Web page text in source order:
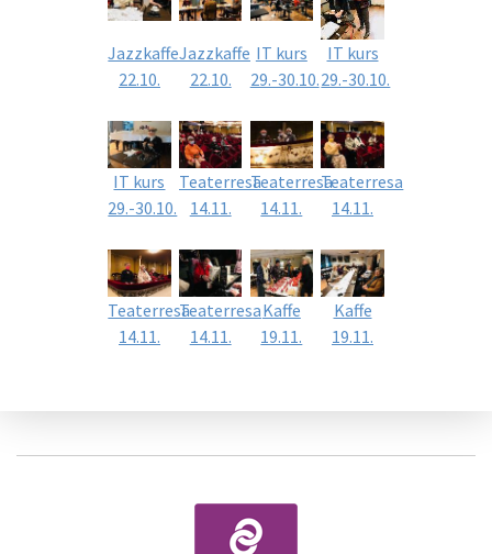
Jazzkaffe
22.10.
Jazzkaffe
22.10.
IT kurs
29.-30.10.
IT kurs
29.-30.10.
IT kurs
29.-30.10.
Teaterresa
14.11.
Teaterresa
14.11.
Teaterresa
14.11.
Teaterresa
14.11.
Teaterresa
14.11.
Kaffe
19.11.
Kaffe
19.11.